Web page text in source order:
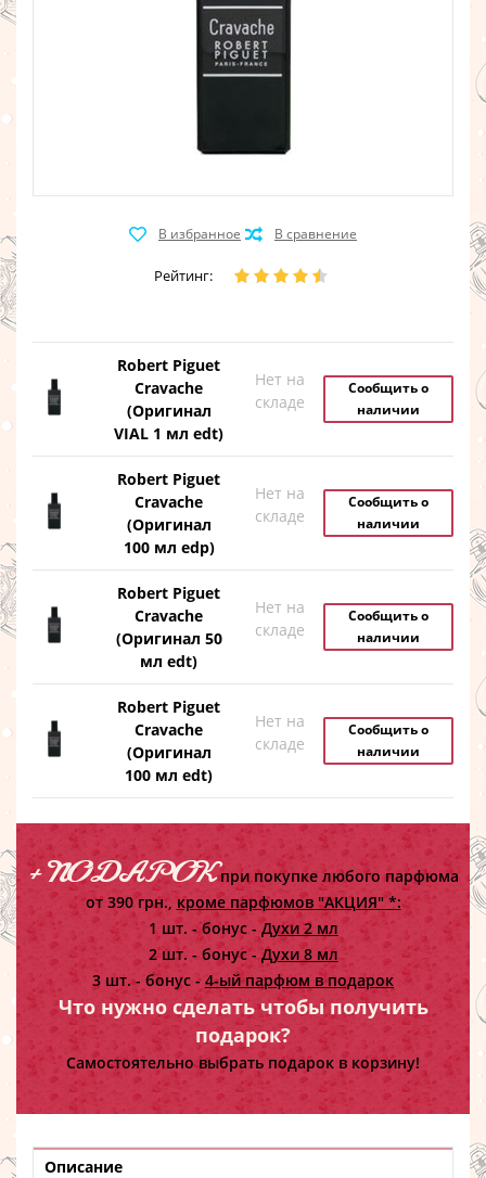
Рейтинг:
Robert Piguet
Cravache
(Оригинал
VIAL 1 мл edt)
Нет на
складе
Сообщить о
наличии
Robert Piguet
Cravache
(Оригинал
100 мл edp)
Нет на
складе
Сообщить о
наличии
Robert Piguet
Cravache
(Оригинал 50
мл edt)
Нет на
складе
Сообщить о
наличии
Robert Piguet
Cravache
(Оригинал
100 мл edt)
Нет на
складе
Сообщить о
наличии
+ ПОДАРОКпри покупке любого парфюма
от 390 грн., кроме парфюмов "АКЦИЯ" *:
1 шт. - бонус - Духи 2 мл
2 шт. - бонус -Духи 8 мл
3 шт. - бонус - 4-ый парфюм в подарок
Что нужно сделать чтобы получить
подарок?
Самостоятельно выбрать подарок в корзину!
Описание